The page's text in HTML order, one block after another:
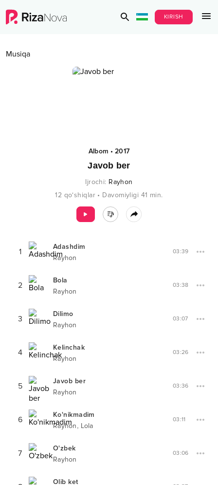
KIRISH
Musiqa
Albom •2017
Javob ber
Ijrochi: Rayhon
12 qo‘shiqlar • Davomiyligi 41 min.
1
Adashdim
Rayhon
03:39
2
Bola
Rayhon
03:38
3
Dilimo
Rayhon
03:07
4
Kelinchak
Rayhon
03:26
5
Javob ber
Rayhon
03:36
6
Ko'nikmadim
Rayhon, Lola
03:11
7
O'zbek
Rayhon
03:06
Olib ket